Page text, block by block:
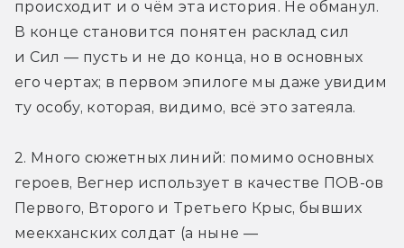
происходит и о чём эта история. Не обманул.
В конце становится понятен расклад сил
и Сил — пусть и не до конца, но в основных
его чертах; в первом эпилоге мы даже увидим
ту особу, которая, видимо, всё это затеяла.
2. Много сюжетных линий: помимо основных
героев, Вегнер использует в качестве ПОВ-ов
Первого, Второго и Третьего Крыс, бывших
меекханских солдат (а ныне —